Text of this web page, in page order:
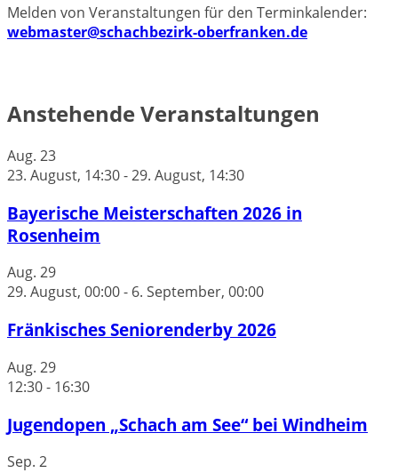
Melden von Veranstaltungen für den Terminkalender:
webmaster@schachbezirk-oberfranken.de
Anstehende Veranstaltungen
Aug. 23
23. August, 14:30-29. August, 14:30
Bayerische Meisterschaften 2026 in
Rosenheim
Aug. 29
29. August, 00:00- 6. September, 00:00
Fränkisches Seniorenderby 2026
Aug. 29
12:30- 16:30
Jugendopen „Schach am See“ bei Windheim
Sep. 2